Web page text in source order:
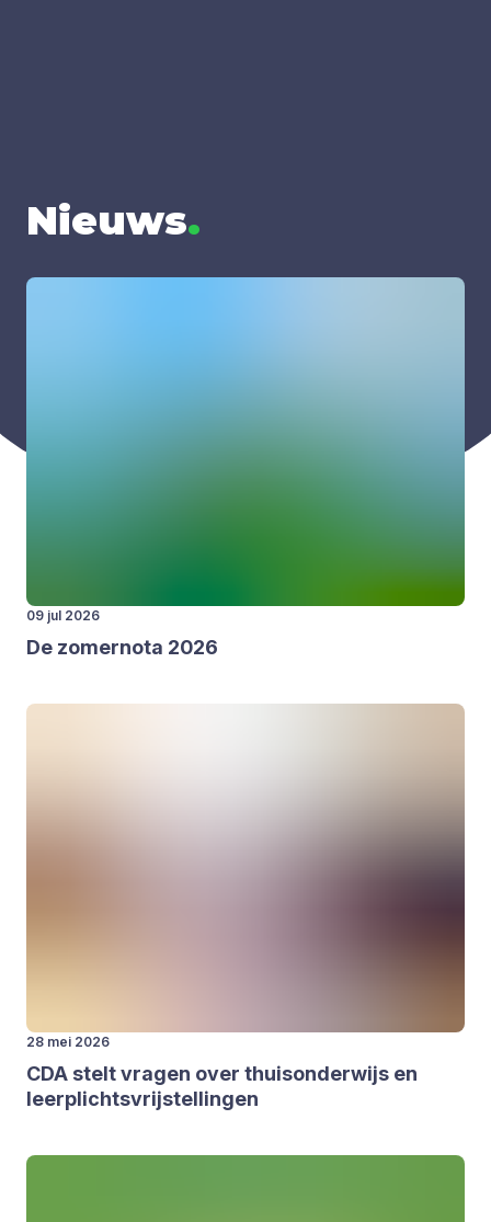
Nieuws.
09 jul 2026
De zomer­no­ta 2026
28 mei 2026
CDA stelt vra­gen over thuis­on­der­wijs en
leer­plichts­vrij­stel­lin­gen